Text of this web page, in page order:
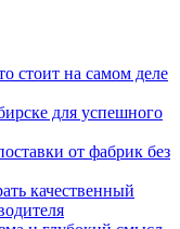
стоит на самом деле
для успешного
от фабрик без
качественный